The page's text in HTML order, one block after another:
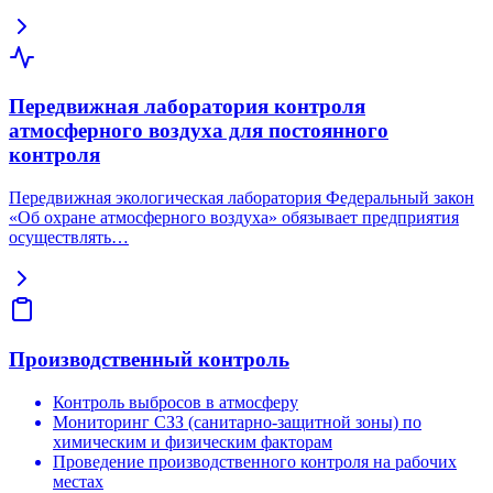
Передвижная лаборатория контроля
атмосферного воздуха для постоянного
контроля
Передвижная экологическая лаборатория Федеральный закон
«Об охране атмосферного воздуха» обязывает предприятия
осуществлять…
Производственный контроль
Контроль выбросов в атмосферу
Мониторинг СЗЗ (санитарно-защитной зоны) по
химическим и физическим факторам
Проведение производственного контроля на рабочих
местах